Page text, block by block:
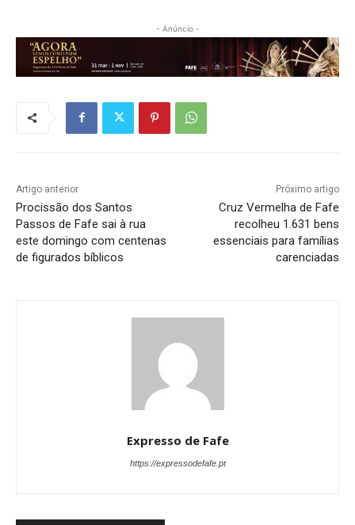
- Anúncio -
Artigo anterior
Procissão dos Santos
Passos de Fafe sai à rua
este domingo com centenas
de figurados bíblicos
Próximo artigo
Cruz Vermelha de Fafe
recolheu 1.631 bens
essenciais para famílias
carenciadas
Expresso de Fafe
https://expressodefafe.pt